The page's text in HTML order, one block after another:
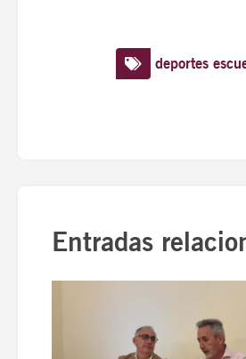
deportes
Entradas